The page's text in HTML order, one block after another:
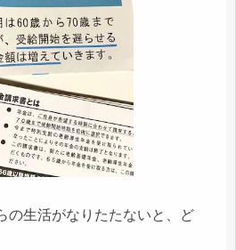
の生活がなりたたないと、ど